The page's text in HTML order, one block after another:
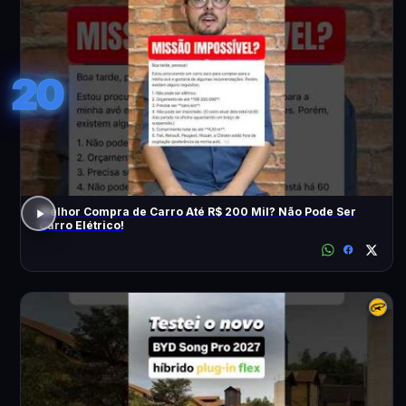
20
Melhor Compra de Carro Até R$ 200 Mil? Não Pode Ser
Carro Elétrico!